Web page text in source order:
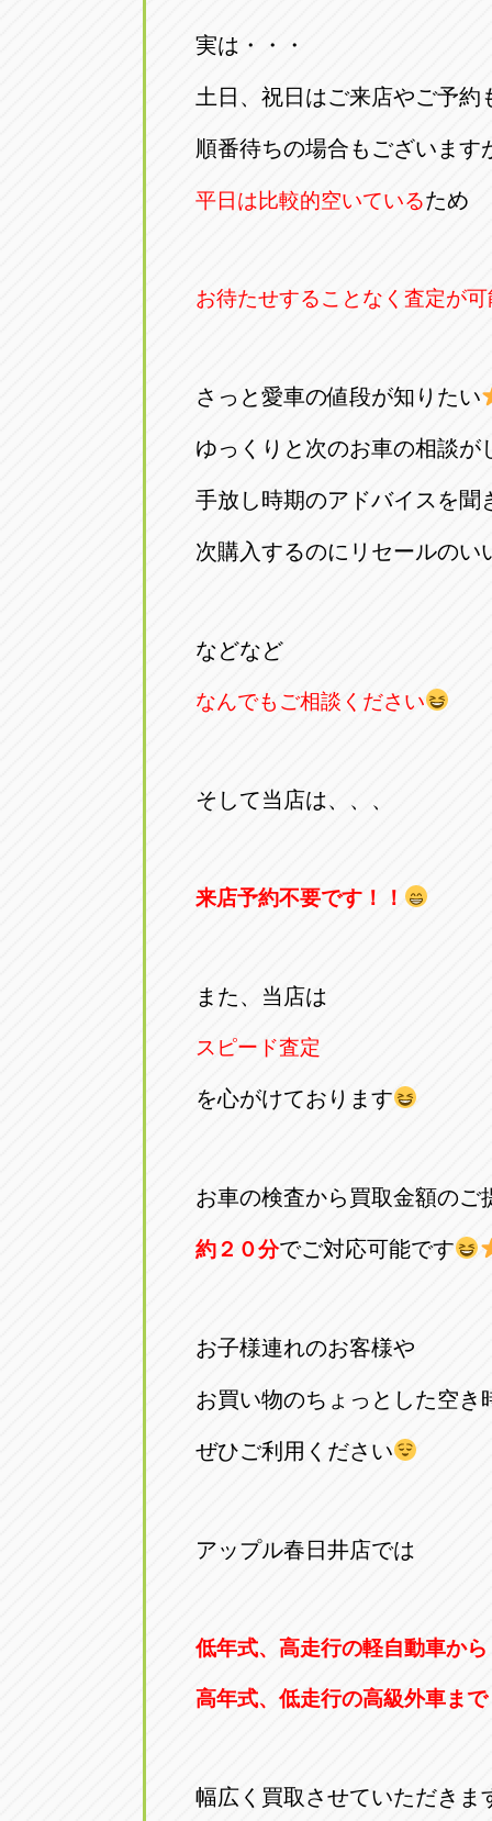
アップル
0587-66-
オートフ
059-331-
愛知県尾張旭市印場元町5-2-8
アップル岩倉店
愛知県岩倉市大地町長田35-1
オートフレンド
三重県四日市市午起3丁目1番3
実は・・・
土日、祝日はご来店やご予約
順番待ちの場合もございます
平日は比較的空いているため
お待たせすることなく査定が
さっと愛車の値段が知りたい
ゆっくりと次のお車の相談が
手放し時期のアドバイスを聞
次購入するのにリセールのい
などなど
なんでもご相談ください
そして当店は、、、
来店予約不要です！！
また、当店は
スピード査定
を心がけております
お車の検査から買取金額のご
約２０分でご対応可能です
お子様連れのお客様や
お買い物のちょっとした空き
ぜひご利用ください
アップル春日井店では
低年式、高走行の軽自動車から
高年式、低走行の高級外車まで
幅広く買取させていただき